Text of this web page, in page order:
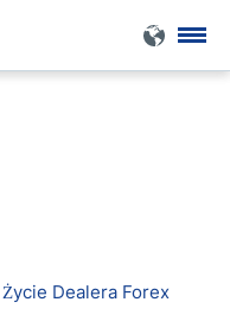
Życie Dealera Forex